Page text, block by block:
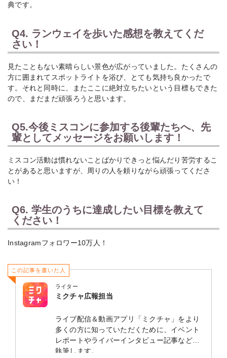
典です。
Q4. ランウェイを歩いた感想を教えてくだ
さい！
見たこともない素晴らしい景色が広がっていました。たくさんの
方に囲まれてスポットライトを浴び、とても気持ち良かったで
す。それと同時に、またここに絶対立ちたいという目標もできた
ので、まだまだ頑張ろうと思います。
Q5.今後ミスコンに参加する後輩たちへ、先
輩としてメッセージをお願いします！
ミスコン活動は慣れないことばかりできっと悩んだり苦労するこ
とがあると思いますが、周りの人を頼りながら頑張ってくださ
い！
Q6. 学生のうちに達成したい目標を教えて
ください！
Instagramフォロワー10万人！
この記事を書いた人
ライター
ミクチャ広報担当
ライブ配信＆動画アプリ「ミクチャ」をより
多くの方に知っていただくために、イベント
レポートやライバーインタビュー記事などを
執筆します。